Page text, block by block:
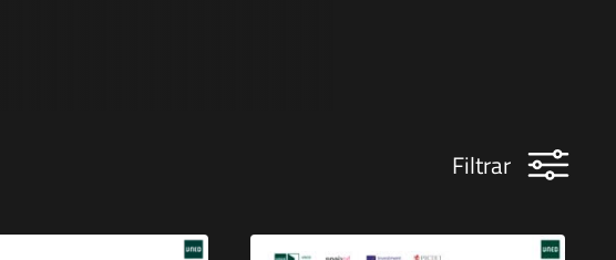
Filtrar